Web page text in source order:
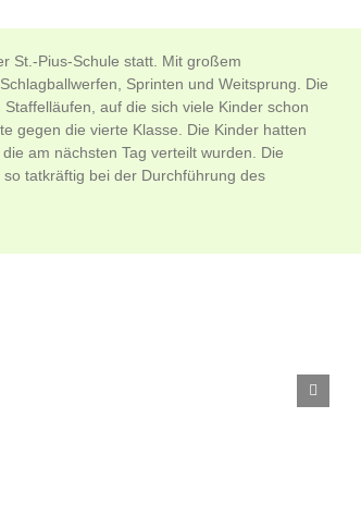
St.-Pius-Schule statt. Mit großem
Sprinten und Weitsprung. Die
auf die sich viele Kinder schon
gegen die vierte Klasse. Die Kinder hatten
am nächsten Tag verteilt wurden. Die
tatkräftig bei der Durchführung des